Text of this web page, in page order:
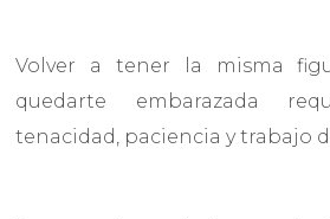
Volver a tener la misma
quedarte embarazada
tenacidad, paciencia y trabajo